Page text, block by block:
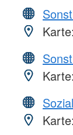
Karte:
Karte:
Karte: